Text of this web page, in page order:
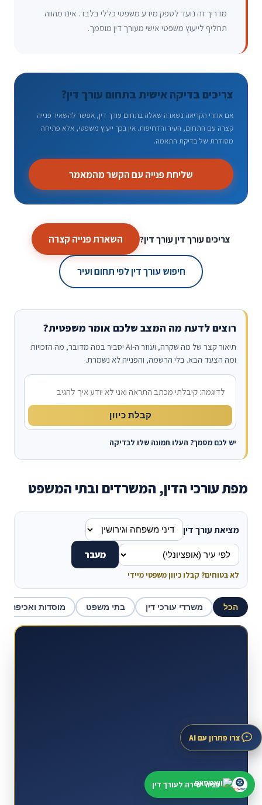
מדריך זה נועד לספק מידע משפטי כללי בלבד. אינו מהווה
תחליף לייעוץ משפטי אישי מעורך דין מוסמך.
צריכים בדיקה אישית בתחום עורך דין?
אם אחרי הקריאה נשארה שאלה בתחום עורך דין, אפשר להשאיר פנייה
קצרה עם התחום, העיר והדחיפות. אין בכך ייעוץ משפטי, אלא פתיחה
מסודרת של בדיקת התאמה.
שליחת פנייה עם הקשר מהמאמר
צריכים עורך דין עורך דין? השארת פנייה קצרה
חיפוש עורך דין לפי תחום ועיר
רוצים לדעת מה המצב שלכם אומר משפטית?
תיאור קצר של מה שקרה, ועוזר ה-AI יסביר במה מדובר, מה הזכויות
ומה הצעד הבא. בלי הרשמה, והפנייה לא נשמרת.
מה קרה?
קבלת כיוון
יש לכם מסמך? העלו תמונה שלו לבדיקה
מפת עורכי הדין, המשרדים ובתי המשפט
מציאת עורך דין
מעבר
לא בטוחים? קבלו כיוון משפטי מיידי
הכל משרדי עורכי דין בתי משפט מוסדות ואכיפה
צרו פתרון עם AI
פניה ישירה לעורך דין